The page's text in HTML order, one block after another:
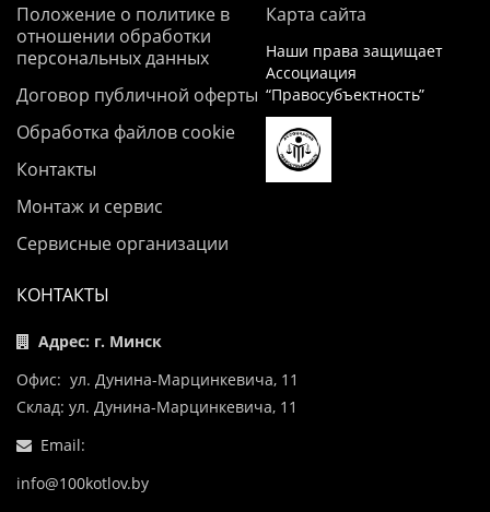
Положение о политике в
отношении обработки
персональных данных
Договор публичной оферты
Обработка файлов cookie
Контакты
Монтаж и сервис
Сервисные организации
Карта сайта
Наши права защищает
Ассоциация
“Правосубъектность”
КОНТАКТЫ
Адрес: г. Минск
Офис: ул. Дунина-Марцинкевича, 11
Склад: ул. Дунина-Марцинкевича, 11
Email:
info@100kotlov.by